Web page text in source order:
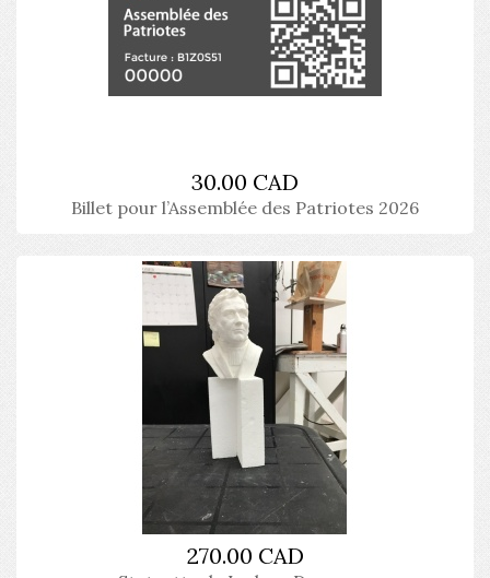
30.00 CAD
Billet pour l’Assemblée des Patriotes 2026
270.00 CAD